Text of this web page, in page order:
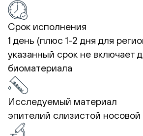
Срок исполнения
1 день (плюс 1-2 дня для
указанный срок не включает
биоматериала
Исследуемый материал
эпителий слизистой